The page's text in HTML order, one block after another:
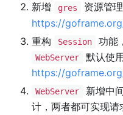
新增
gres
资源管
https://
重构
Session 功能
WebServer 默认使
https://
WebServer
新增中
计，两者都可实现请